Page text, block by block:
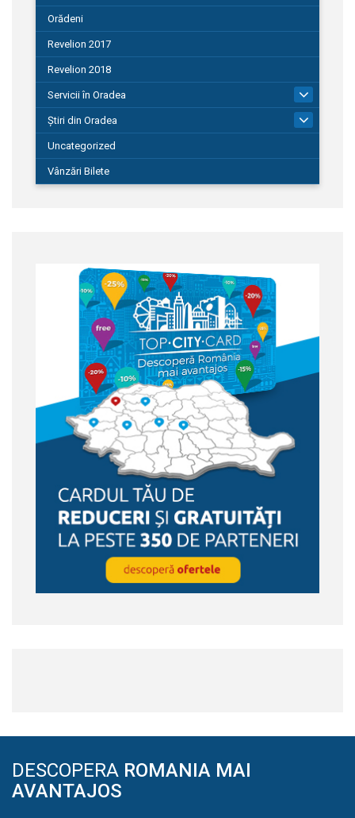
Orădeni
Revelion 2017
Revelion 2018
Servicii în Oradea
Știri din Oradea
Uncategorized
Vânzări Bilete
DESCOPERA ROMANIA MAI
AVANTAJOS